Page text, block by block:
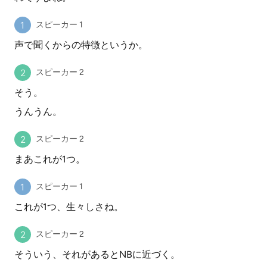
スピーカー 1
声で聞くからの特徴というか。
スピーカー 2
そう。
うんうん。
スピーカー 2
まあこれが1つ。
スピーカー 1
これが1つ、生々しさね。
スピーカー 2
そういう、それがあるとNBに近づく。